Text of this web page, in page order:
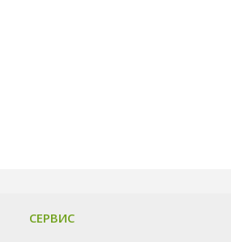
СЕРВИС